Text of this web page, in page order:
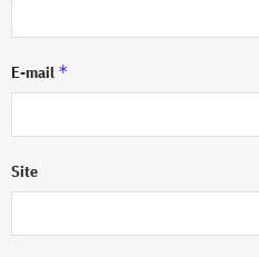
E-mail *
Site